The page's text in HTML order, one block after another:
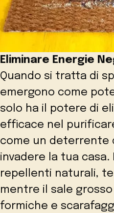
Eliminare Energie
Quando si tratta di
emergono come
solo ha il potere di
efficace nel
come un deterrente
invadere la tua
repellenti naturali,
mentre il sale
formiche e